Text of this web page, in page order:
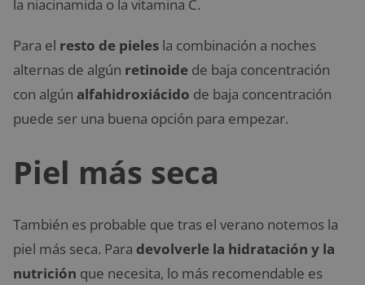
la niacinamida o la vitamina C.
Para el resto de pieles la combinación a noches
alternas de algún retinoide de baja concentración
con algún alfahidroxiácido de baja concentración
puede ser una buena opción para empezar.
Piel más seca
También es probable que tras el verano notemos la
piel más seca. Para devolverle la hidratación y la
nutrición que necesita, lo más recomendable es